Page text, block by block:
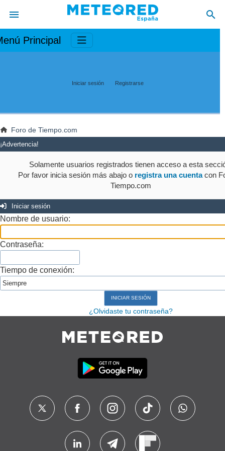
Principal
Iniciar sesión Registrarse
Foro de Tiempo.com
¡Advertencia!
Solamente usuarios registrados tienen acceso a esta
Por favor inicia sesión más abajo o registra una cuentacon
Tiempo.com
Iniciar sesión
Nombre de usuario:
Contraseña:
Tiempo de conexión:
¿Olvidaste tu contraseña?